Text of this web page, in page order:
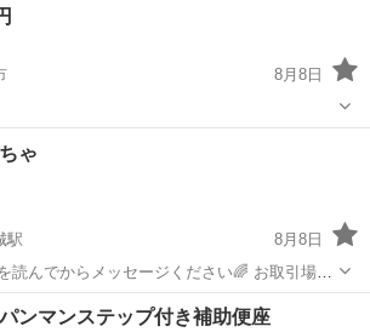
8月8日
ドゲーム
ゃ
駅
8月8日
でからメッセージください🌈 お取引場所
賀城八幡店駐車場になります。 時間はプロフ
はしておりません。 最初のメッセージ
多賀城駅 おもちゃ
ンマンステップ付き補助便座